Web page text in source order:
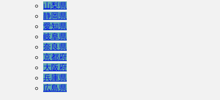
山梨県
静岡県
愛知県
岐阜県
奈良県
京都府
大阪府
兵庫県
広島県